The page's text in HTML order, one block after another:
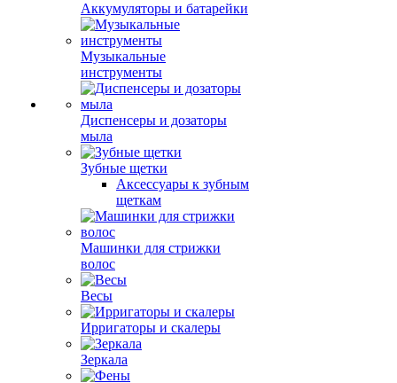
Аккумуляторы и батарейки
Музыкальные
инструменты
Диспенсеры и дозаторы
мыла
Зубные щетки
Аксессуары к зубным
щеткам
Машинки для стрижки
волос
Весы
Ирригаторы и скалеры
Зеркала